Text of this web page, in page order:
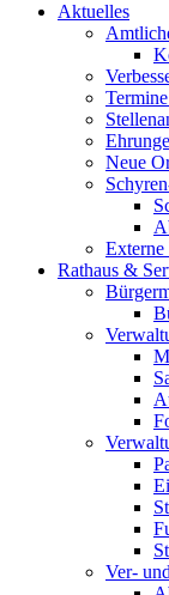
Aktuelles
Neue
Rathaus &
Ver-